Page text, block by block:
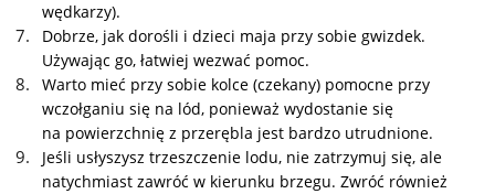
wędkarzy).
Dobrze, jak dorośli i dzieci maja przy sobie gwizdek.
Używając go, łatwiej wezwać pomoc.
Warto mieć przy sobie kolce (czekany) pomocne przy
wczołganiu się na lód, ponieważ wydostanie się
na powierzchnię z przerębla jest bardzo utrudnione.
Jeśli usłyszysz trzeszczenie lodu, nie zatrzymuj się, ale
natychmiast zawróć w kierunku brzegu. Zwróć również